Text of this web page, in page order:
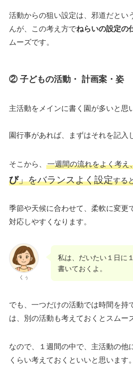
活動からの狙い設定は、邪道だとい
んが、この考え方でねらいの設定の
ムーズです。
② 子どもの活動・ 計画案・姿
主活動をメインに書く園が多いと思
園行事があれば、まずはそれを記入
そこから、 一週間の流れをよく考え
び」をバランスよく設定する
季節や天候に合わせて、柔軟に変更
対応しやすくなります。
くぅ
私は、だいたい１日に
書いておくよ。
でも、一つだけの活動では時間を持
は、別の活動も考えておくとスムー
なので、１週間の中で、主活動の他
くらい考えておくといいと思います。